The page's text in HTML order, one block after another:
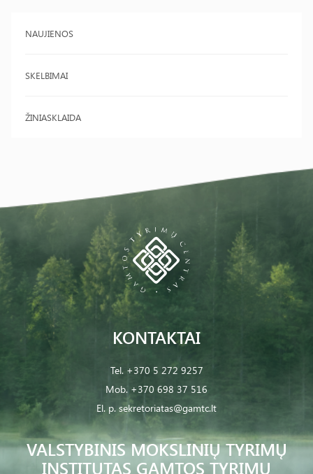
NAUJIENOS
SKELBIMAI
ŽINIASKLAIDA
VALSTYBINIS MOKSLINIŲ TYRIMŲ
INSTITUTAS GAMTOS TYRIMŲ
KONTAKTAI
Tel. +370 5 272 9257
Mob. +370 698 37 516
El. p. sekretoriatas@gamtc.lt